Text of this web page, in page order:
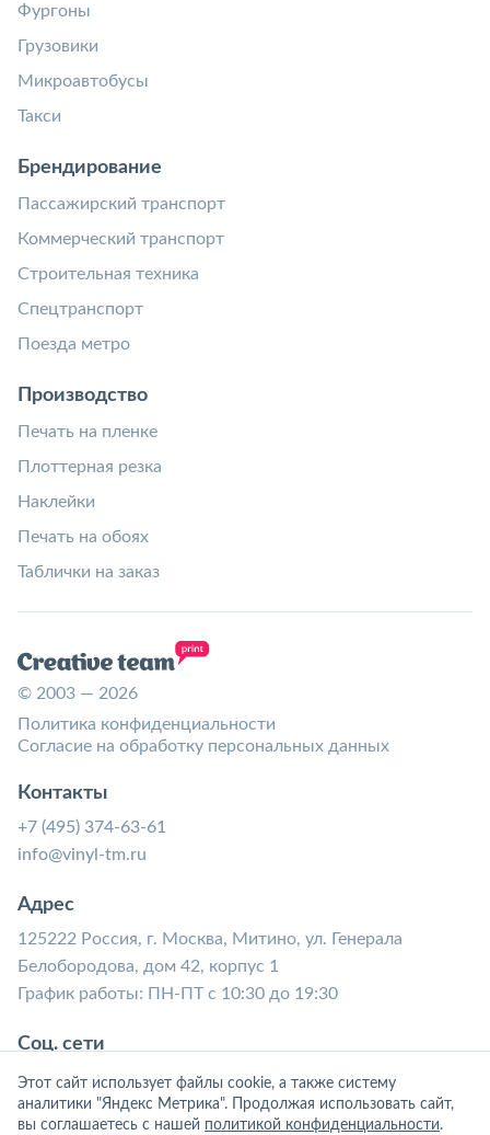
Фургоны
Грузовики
Микроавтобусы
Такси
Брендирование
Пассажирский транспорт
Коммерческий транспорт
Строительная техника
Спецтранспорт
Поезда метро
Производство
Печать на пленке
Плоттерная резка
Наклейки
Печать на обоях
Таблички на заказ
© 2003 — 2026
Политика конфиденциальности
Согласие на обработку персональных данных
Контакты
+7 (495) 374-63-61
info@vinyl-tm.ru
Адрес
125222 Россия, г. Москва, Митино, ул. Генерала
Белобородова, дом 42, корпус 1
График работы: ПН-ПТ с 10:30 до 19:30
Соц. сети
Этот сайт использует файлы cookie, а также систему
аналитики "Яндекс Метрика". Продолжая использовать сайт,
вы соглашаетесь с нашей политикой конфиденциальности.